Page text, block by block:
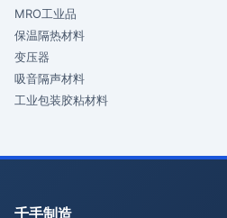
MRO工业品
保温隔热材料
变压器
吸音隔声材料
工业包装胶粘材料
千手制造